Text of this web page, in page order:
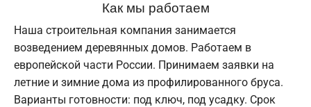
Как мы работаем
Наша строительная компания занимается
возведением деревянных домов. Работаем в
европейской части России. Принимаем заявки на
летние и зимние дома из профилированного бруса.
Варианты готовности: под ключ, под усадку. Срок